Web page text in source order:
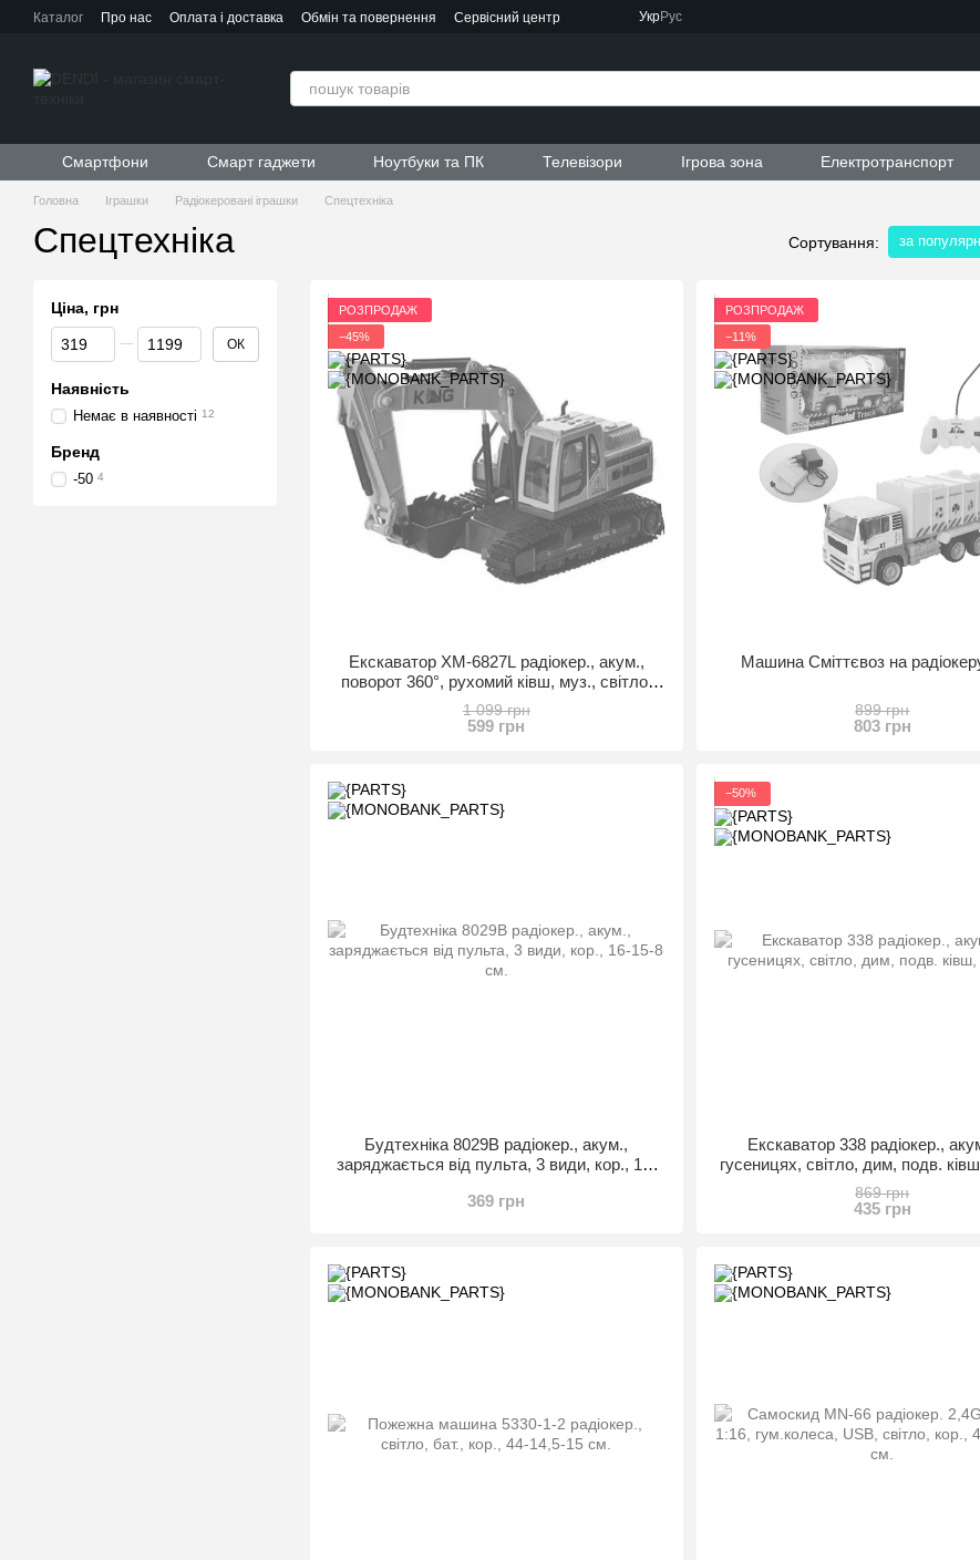
Перейти до основного контенту
Каталог Про нас Оплата і доставка Обмін та повернення
Сервісний центр
УкрРус
Смартфони Смарт гаджети Ноутбуки та ПК Телевізори Ігрова зона Електротранспорт
Головна Іграшки Радіокеровані іграшки Спецтехніка
Спецтехніка Сортування: за
РОЗПРОДАЖ
−45%
Екскаватор XM-6827L радіокер., акум.,
поворот 360°, рухомий ківш, муз., світло,
кор., 56-26-30 см.
1 099 грн
599 грн
РОЗПРОДАЖ
−11%
Машина Сміттєвоз на
899 грн
803 грн
Будтехніка 8029B радіокер., акум.,
заряджається від пульта, 3 види, кор., 16-
369 грн
−50%
Екскаватор 338 радіокер.,
гусеницях, світло, дим, подв.
869 грн
435 грн
Ціна, грн
Від Ціна, грн
До Ціна, грн ОК
Наявність
Немає в наявності 12
Бренд
-50 4